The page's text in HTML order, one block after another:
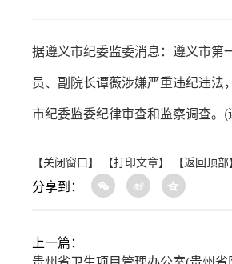
据遵义市纪委监委消息： 遵义市第
员、副院长谭薇涉嫌严重违纪违法
市纪委监委纪律审查和监察调查。
【关闭窗口】 【打印文章】 【返回顶部
分享到：
上一篇：